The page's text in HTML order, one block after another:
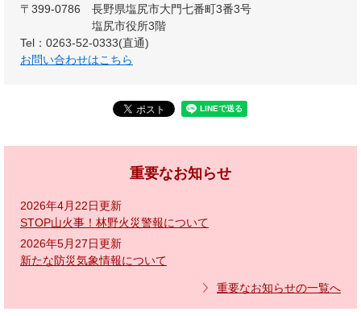
〒399-0786
長野県塩尻市大門七番町3番3号
塩尻市役所3階
Tel：0263-52-0333(直通)
お問い合わせはこちら
重要なお知らせ
2026年4月22日更新
STOP山火事！林野火災警報について
2026年5月27日更新
新たな防災気象情報について
重要なお知らせの一覧へ